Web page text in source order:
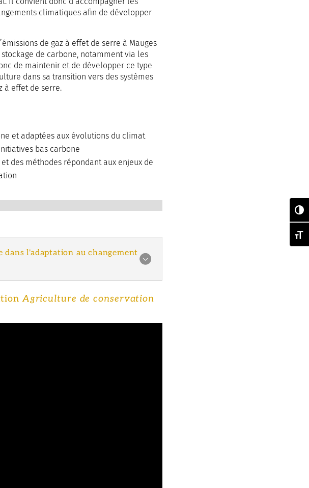
climatiques afin de développer
de gaz à effet de serre à Mauges
de carbone, notamment via les
de maintenir et de développer ce type
dans sa transition vers des systèmes
à effet de serre.
et adaptées aux évolutions du climat
bas carbone
des méthodes répondant aux enjeux de
dans l'adaptation au changement
Agriculture de conservation